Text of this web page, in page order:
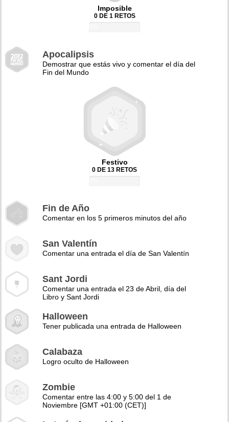
Imposible
0 DE 1 RETOS
Apocalipsis
Demostrar que estás vivo y comentar el día del
Fin del Mundo
Festivo
0 DE 13 RETOS
Fin de Año
Comentar en los 5 primeros minutos del año
San Valentín
Comentar una entrada el día de San Valentín
Sant Jordi
Comentar una entrada el 23 de Abril, día del
Libro y Sant Jordi
Halloween
Tener publicada una entrada de Halloween
Calabaza
Logro oculto de Halloween
Zombie
Comentar entre las 4:00 y 5:00 del 1 de
Noviembre [GMT +01:00 (CET)]